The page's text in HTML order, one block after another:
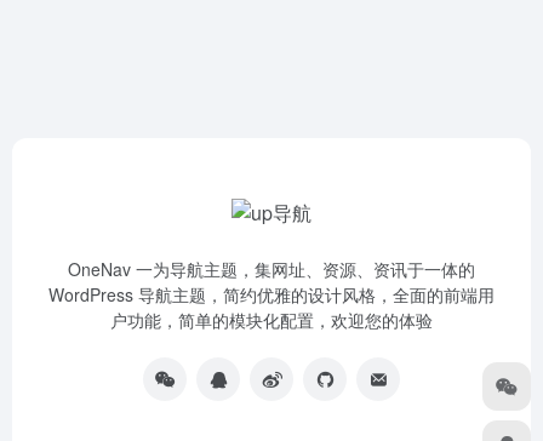
OneNav 一为导航主题，集网址、资源、资讯于一体的
WordPress 导航主题，简约优雅的设计风格，全面的前端用
户功能，简单的模块化配置，欢迎您的体验